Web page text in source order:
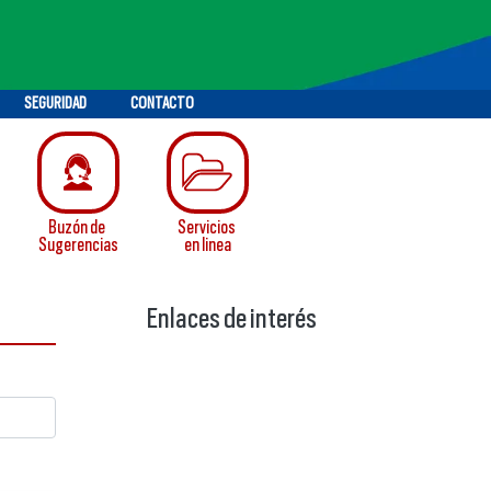
SEGURIDAD CONTACTO
Buzón de
Sugerencias
Servicios
en linea
Enlaces de interés